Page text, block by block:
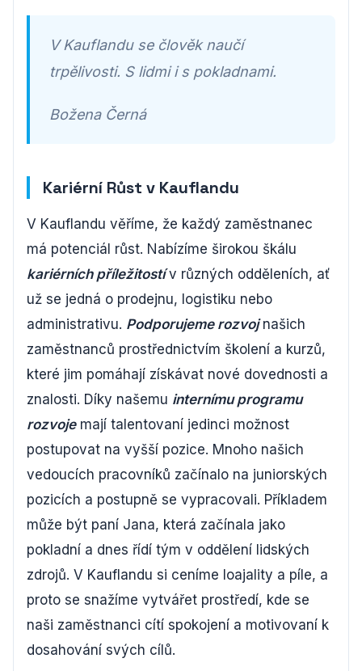
V Kauflandu se člověk naučí
trpělivosti. S lidmi i s pokladnami.
Božena Černá
Kariérní Růst v Kauflandu
V Kauflandu věříme, že každý zaměstnanec
má potenciál růst. Nabízíme širokou škálu
kariérních příležitostív různých odděleních, ať
už se jedná o prodejnu, logistiku nebo
administrativu. Podporujeme rozvojnašich
zaměstnanců prostřednictvím školení a kurzů,
které jim pomáhají získávat nové dovednosti a
znalosti. Díky našemu internímu programu
rozvojemají talentovaní jedinci možnost
postupovat na vyšší pozice. Mnoho našich
vedoucích pracovníků začínalo na juniorských
pozicích a postupně se vypracovali. Příkladem
může být paní Jana, která začínala jako
pokladní a dnes řídí tým v oddělení lidských
zdrojů. V Kauflandu si ceníme loajality a píle, a
proto se snažíme vytvářet prostředí, kde se
naši zaměstnanci cítí spokojení a motivovaní k
dosahování svých cílů.